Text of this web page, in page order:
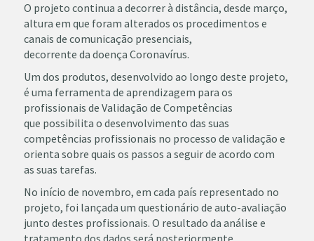
O projeto continua a decorrer à distância, desde março,
altura em que foram alterados os procedimentos e
canais de comunicação presenciais,
decorrente da doença Coronavírus.
Um dos produtos, desenvolvido ao longo deste projeto,
é uma ferramenta de aprendizagem para os
profissionais de Validação de Competências
que possibilita o desenvolvimento das suas
competências profissionais no processo de validação e
orienta sobre quais os passos a seguir de acordo com
as suas tarefas.
No início de novembro, em cada país representado no
projeto, foi lançada um questionário de auto-avaliação
junto destes profissionais. O resultado da análise e